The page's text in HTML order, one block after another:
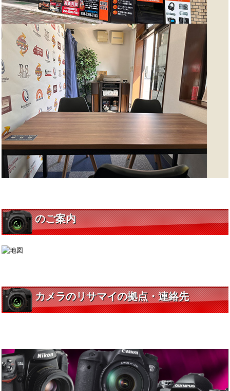
のご案内
カメラのリサマイの拠点・連絡先